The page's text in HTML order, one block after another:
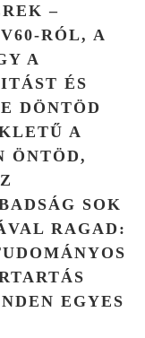
–
RÓL, A
A
ÉS
DÖNTÖD
A
ÖNTÖD,
SOK
RAGAD:
EGYES